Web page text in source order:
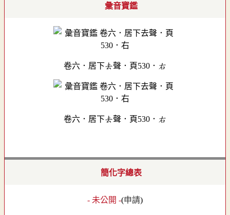
彙音寶鑑
卷六．居下去聲．頁530．右
卷六．居下去聲．頁530．右
簡化字總表
- 未公開 -(申請)